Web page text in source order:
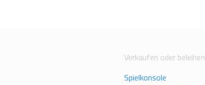
Verkaufen oder beleihen
Spielkonsole